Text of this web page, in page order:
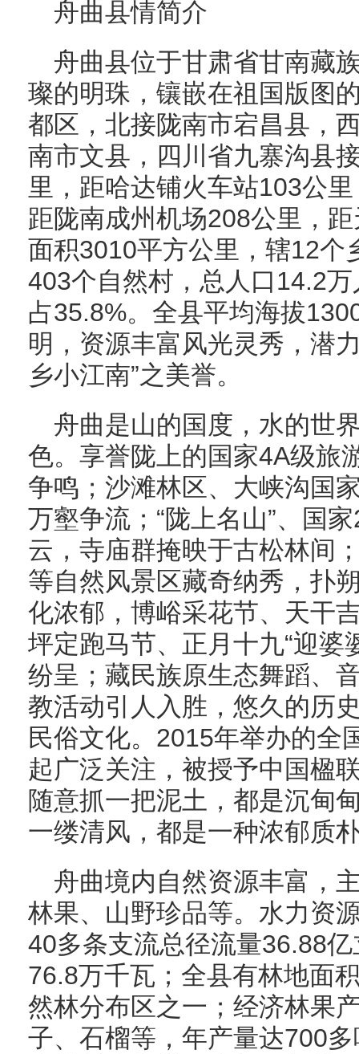
舟曲县情简介
舟曲县位于甘肃省甘南藏
璨的明珠，镶嵌在祖国版图
都区，北接陇南市宕昌县，
南市文县，四川省九寨沟县
里，距哈达铺火车站103公
距陇南成州机场208公里，
面积3010平方公里，辖12个
403个自然村，总人口14.2
占35.8%。全县平均海拔
明，资源丰富风光灵秀，潜
乡小江南”之美誉。
舟曲是山的国度，水的世
色。享誉陇上的国家4A级旅
争鸣；沙滩林区、大峡沟国
万壑争流；“陇上名山”、国
云，寺庙群掩映于古松林间
等自然风景区藏奇纳秀，扑
化浓郁，博峪采花节、天干
坪定跑马节、正月十九“迎婆
纷呈；藏民族原生态舞蹈、
教活动引人入胜，悠久的历
民俗文化。2015年举办的全
起广泛关注，被授予中国楹
随意抓一把泥土，都是沉甸
一缕清风，都是一种浓郁质
舟曲境内自然资源丰富，
林果、山野珍品等。水力资
40多条支流总径流量36.88
76.8万千瓦；全县有林地面
然林分布区之一；经济林果
子、石榴等，年产量达700